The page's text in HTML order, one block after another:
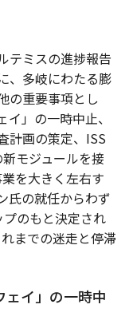
テミスの進捗報告
、多岐にわたる膨
の重要事項とし
」の一時中止、
計画の策定、ISS
新モジュールを接
を大きく左右す
氏の就任からわず
のもと決定され
までの迷走と停滞
ェイ」の一時中